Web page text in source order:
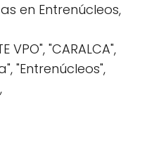
en Entrenúcleos,
VPO", "CARALCA",
"Entrenúcleos",